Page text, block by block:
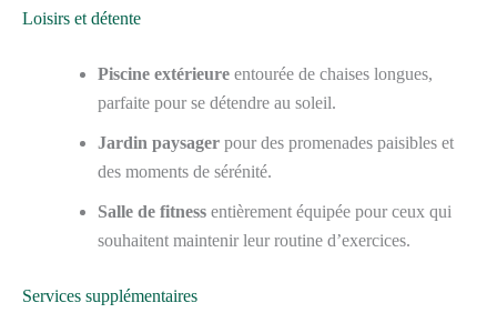
Loisirs et détente
Piscine extérieure entourée de chaises longues,
parfaite pour se détendre au soleil.
Jardin paysager pour des promenades paisibles et
des moments de sérénité.
Salle de fitness entièrement équipée pour ceux qui
souhaitent maintenir leur routine d’exercices.
Services supplémentaires